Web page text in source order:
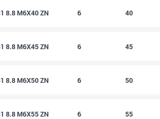
8.8 M6X40 ZN 6 40
8.8 M6X45 ZN 6 45
8.8 M6X50 ZN 6 50
8.8 M6X55 ZN 6 55